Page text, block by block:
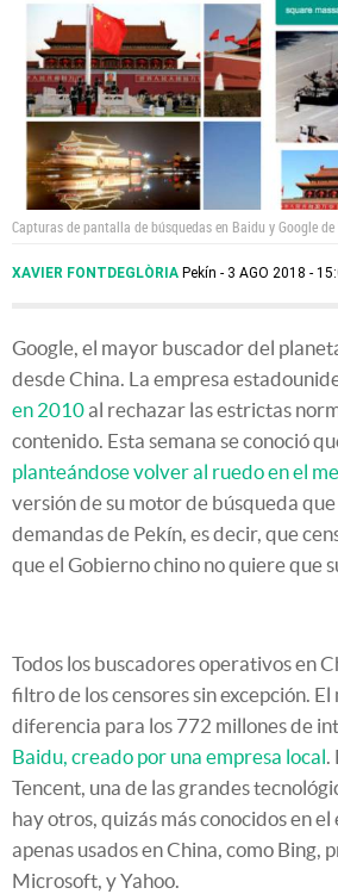
Capturas de pantalla de búsquedas en Baidu y Google
XAVIER FONTDEGLÒRIA Pekín 3 AGO 2018 -
Google, el mayor buscador del
desde China. La empresa
en 2010al rechazar las estrictas
contenido. Esta semana se conoció
planteándose volver al ruedo en el
versión de su motor de búsqueda que
demandas de Pekín, es decir, que
que el Gobierno chino no quiere que
Todos los buscadores operativos en
filtro de los censores sin excepción. El
diferencia para los 772 millones de
Baidu, creado por una empresa local.
Tencent, una de las grandes
hay otros, quizás más conocidos en
apenas usados en China, como Bing,
Microsoft, y Yahoo.